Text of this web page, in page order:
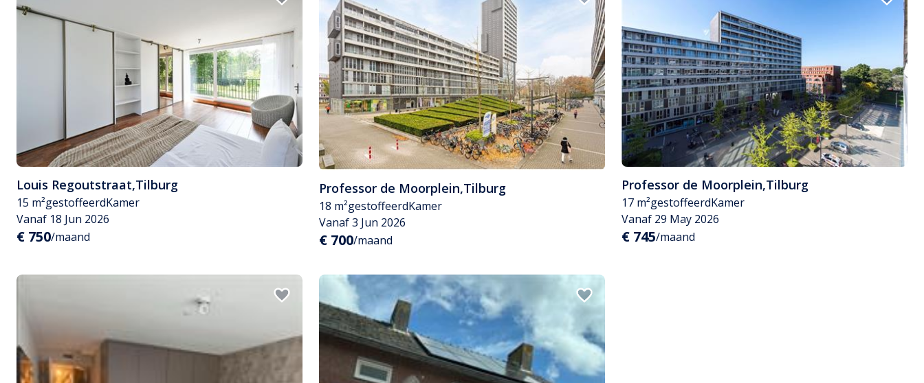
Louis Regoutstraat,Tilburg
15 m²gestoffeerdKamer
Vanaf 18 Jun 2026
€ 750/maand
Professor de Moorplein,Tilburg
18 m²gestoffeerdKamer
Vanaf 3 Jun 2026
€ 700/maand
Professor de Moorplein,Tilburg
17 m²gestoffeerdKamer
Vanaf 29 May 2026
€ 745/maand